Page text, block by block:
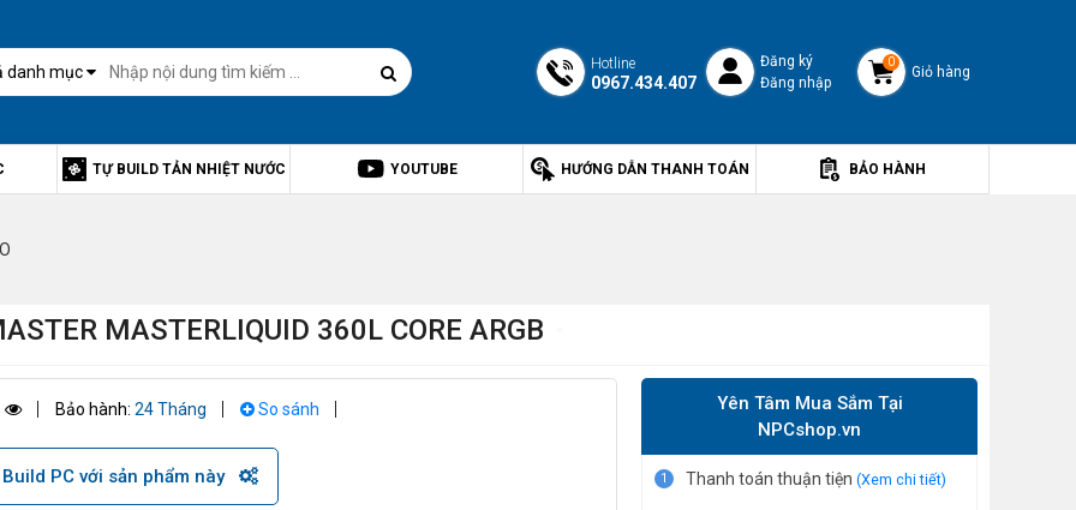
danh mục Hotline
0967.434.407
Đăng ký
Đăng nhập
0
Giỏ hàng
TỰ BUILD TẢN NHIỆT NƯỚC YOUTUBE HƯỚNG DẪN THANH TOÁN BẢO HÀNH
MASTERLIQUID 360L CORE ARGB
Bảo hành: 24 Tháng So sánh
Build PC với sản phẩm này
Yên Tâm Mua Sắm Tại
NPCshop.vn
1 Thanh toán thuận tiện (Xem chi tiết)